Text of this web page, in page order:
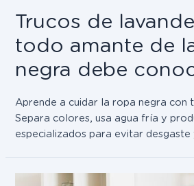
Trucos de
todo amante de
negra debe
Aprende a cuidar la ropa negra con
Separa colores, usa agua fría y
especializados para evitar